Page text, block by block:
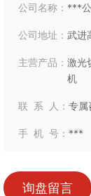
公司名称： ***
公司地址： 武进
主营产品： 激光
机
联 系 人： 专属
手 机 号： ***
询盘留言